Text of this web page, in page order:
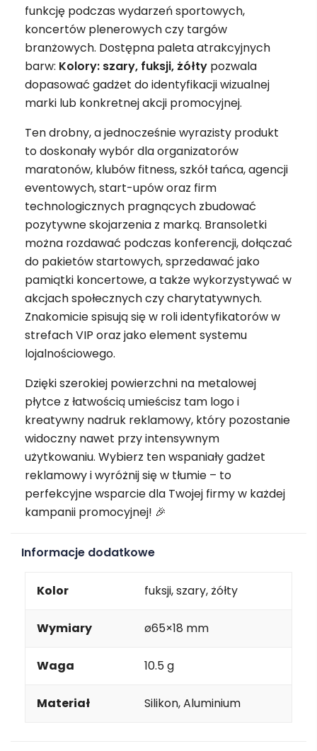
funkcję podczas wydarzeń sportowych,
koncertów plenerowych czy targów
branżowych. Dostępna paleta atrakcyjnych
barw: Kolory: szary, fuksji, żółty pozwala
dopasować gadżet do identyfikacji wizualnej
marki lub konkretnej akcji promocyjnej.
Ten drobny, a jednocześnie wyrazisty produkt
to doskonały wybór dla organizatorów
maratonów, klubów fitness, szkół tańca, agencji
eventowych, start-upów oraz firm
technologicznych pragnących zbudować
pozytywne skojarzenia z marką. Bransoletki
można rozdawać podczas konferencji, dołączać
do pakietów startowych, sprzedawać jako
pamiątki koncertowe, a także wykorzystywać w
akcjach społecznych czy charytatywnych.
Znakomicie spisują się w roli identyfikatorów w
strefach VIP oraz jako element systemu
lojalnościowego.
Dzięki szerokiej powierzchni na metalowej
płytce z łatwością umieścisz tam logo i
kreatywny nadruk reklamowy, który pozostanie
widoczny nawet przy intensywnym
użytkowaniu. Wybierz ten wspaniały gadżet
reklamowy i wyróżnij się w tłumie – to
perfekcyjne wsparcie dla Twojej firmy w każdej
kampanii promocyjnej! 🎉
Informacje dodatkowe
Kolor fuksji, szary, żółty
Wymiary ø65×18 mm
Waga 10.5 g
Materiał Silikon, Aluminium